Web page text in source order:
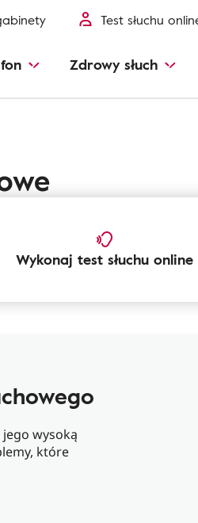
Test słuchu
Zdrowy słuch
Wykonaj test słuchu online
wysoką
które